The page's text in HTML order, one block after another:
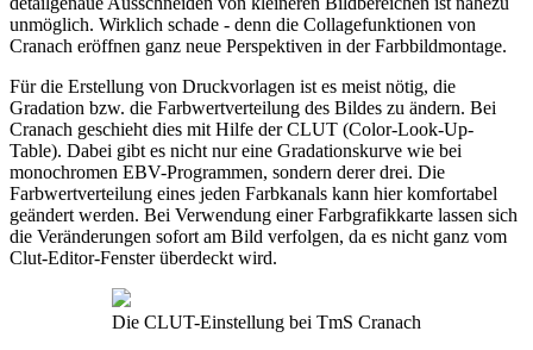
unmöglich. Wirklich schade - denn die Collagefunktionen von
Cranach eröffnen ganz neue Perspektiven in der Farbbildmontage.
Für die Erstellung von Druckvorlagen ist es meist nötig, die
Gradation bzw. die Farbwertverteilung des Bildes zu ändern. Bei
Cranach geschieht dies mit Hilfe der CLUT (Color-Look-Up-
Table). Dabei gibt es nicht nur eine Gradationskurve wie bei
monochromen EBV-Programmen, sondern derer drei. Die
Farbwertverteilung eines jeden Farbkanals kann hier komfortabel
geändert werden. Bei Verwendung einer Farbgrafikkarte lassen sich
die Veränderungen sofort am Bild verfolgen, da es nicht ganz vom
Clut-Editor-Fenster überdeckt wird.
Die CLUT-Einstellung bei TmS Cranach